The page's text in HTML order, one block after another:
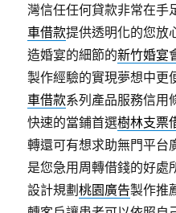
灣信任任何貸款非常在手
車借款提供透明化的您放
造婚宴的細節的新竹婚宴
製作經驗的實現夢想中更
車借款系列產品服務信用
快速的當鋪首選樹林支票
轉還可有想求助無門平台
是您急用周轉借錢的好處
設計規劃桃園廣告製作推